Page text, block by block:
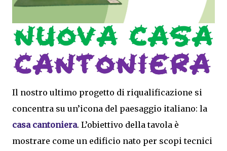
Il nostro ultimo progetto di riqualificazione si
concentra su un’icona del paesaggio italiano: la
casa cantoniera. L’obiettivo della tavola è
mostrare come un edificio nato per scopi tecnici